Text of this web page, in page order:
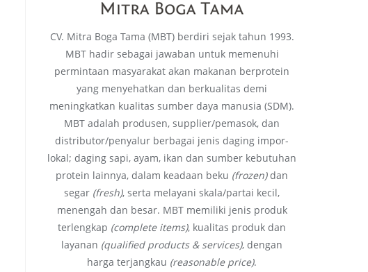
CV. Mitra Boga Tama (MBT) berdiri sejak tahun 1993.
MBT hadir sebagai jawaban untuk memenuhi
permintaan masyarakat akan makanan berprotein
yang menyehatkan dan berkualitas demi
meningkatkan kualitas sumber daya manusia (SDM).
MBT adalah produsen, supplier/pemasok, dan
distributor/penyalur berbagai jenis daging impor-
lokal; daging sapi, ayam, ikan dan sumber kebutuhan
protein lainnya, dalam keadaan beku (frozen)dan
segar (fresh), serta melayani skala/partai kecil,
menengah dan besar. MBT memiliki jenis produk
terlengkap (complete items), kualitas produk dan
layanan (qualified products & services), dengan
harga terjangkau (reasonable price).